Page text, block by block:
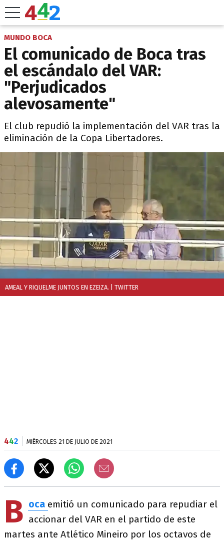
MUNDO BOCA
El comunicado de Boca tras
el escándalo del VAR:
"Perjudicados
alevosamente"
El club repudió la implementación del VAR tras la
eliminación de la Copa Libertadores.
AMEAL Y RIQUELME JUNTOS EN EZEIZA. | TWITTER
442 MIÉRCOLES 21 DE JULIO DE 2021
B oca emitió un comunicado para repudiar el
accionar del VAR en el partido de este
martes ante Atlético Mineiro por los octavos de